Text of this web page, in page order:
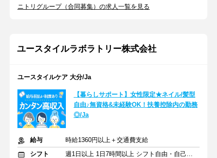
ニトリグループ（合同募集）の求人一覧を見る
ユースタイルラボラトリー株式会社
ユースタイルケア 大分/Ja
【暮らしサポート】女性限定★ネイル/髪型
自由♪無資格&未経験OK！扶養控除内の勤務
◎/Ja
給与
時給1360円以上＋交通費支給
シフト
週1日以上 1日7時間以上 シフト自由・自己申告